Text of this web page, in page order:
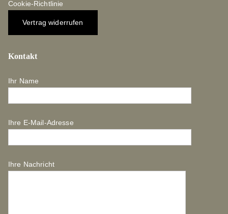
Cookie-Richtlinie
Vertrag widerrufen
Kontakt
Ihr Name
Ihre E-Mail-Adresse
Ihre Nachricht